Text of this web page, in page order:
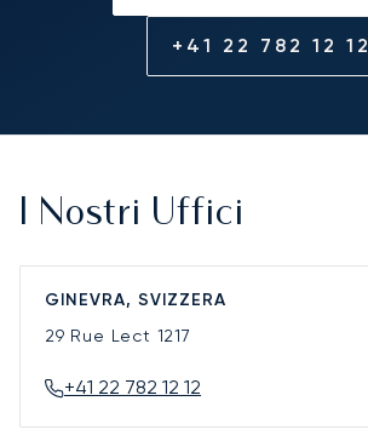
+41 22 782 12 12
I Nostri Uffici
GINEVRA, SVIZZERA
29 Rue Lect 1217
+41 22 782 12 12